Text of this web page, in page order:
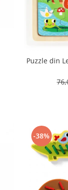
Puzzle din
-38%